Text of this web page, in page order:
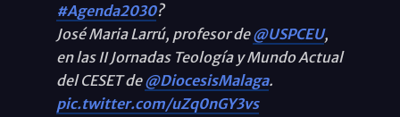
#Agenda2030?
José Maria Larrú, profesor de@USPCEU,
en las II Jornadas Teología y Mundo Actual
del CESET de@DiocesisMalaga.
pic.twitter.com/uZq0nGY3vs